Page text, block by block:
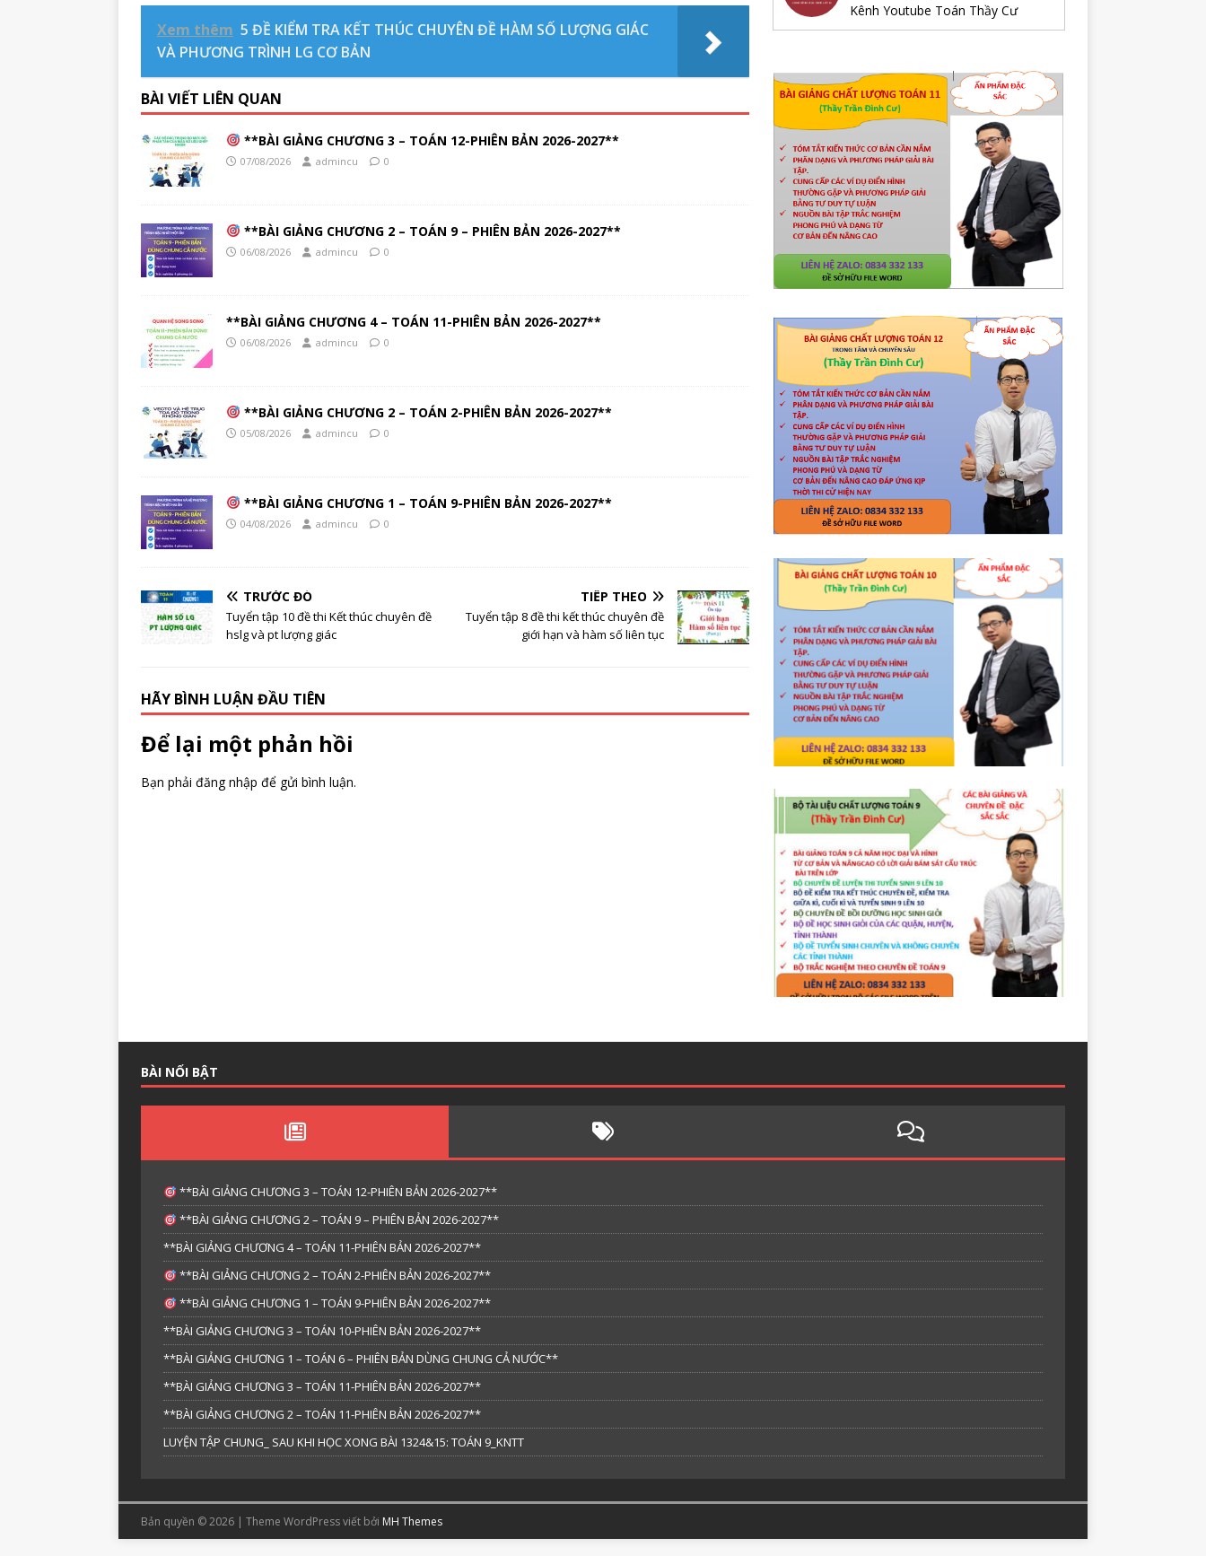
Xem thêm 5 ĐỀ KIỂM TRA KẾT THÚC CHUYÊN ĐỀ HÀM SỐ LƯỢNG GIÁC
VÀ PHƯƠNG TRÌNH LG CƠ BẢN
BÀI VIẾT LIÊN QUAN
**BÀI GIẢNG CHƯƠNG 3 – TOÁN 12-PHIÊN BẢN 2026-2027**
07/08/2026 admincu 0
**BÀI GIẢNG CHƯƠNG 2 – TOÁN 9 – PHIÊN BẢN 2026-2027**
06/08/2026 admincu 0
**BÀI GIẢNG CHƯƠNG 4 – TOÁN 11-PHIÊN BẢN 2026-2027**
06/08/2026 admincu 0
**BÀI GIẢNG CHƯƠNG 2 – TOÁN 2-PHIÊN BẢN 2026-2027**
05/08/2026 admincu 0
**BÀI GIẢNG CHƯƠNG 1 – TOÁN 9-PHIÊN BẢN 2026-2027**
04/08/2026 admincu 0
TRƯỚC ĐÓ
Tuyển tập 10 đề thi Kết thúc chuyên đề
hslg và pt lượng giác
TIẾP THEO
Tuyển tập 8 đề thi kết thúc chuyên đề
giới hạn và hàm số liên tục
HÃY BÌNH LUẬN ĐẦU TIÊN
Để lại một phản hồi
Bạn phải đăng nhập để gửi bình luận.
Kênh Youtube Toán Thầy Cư
BÀI NỔI BẬT
**BÀI GIẢNG CHƯƠNG 3 – TOÁN 12-PHIÊN BẢN 2026-2027**
**BÀI GIẢNG CHƯƠNG 2 – TOÁN 9 – PHIÊN BẢN 2026-2027**
**BÀI GIẢNG CHƯƠNG 4 – TOÁN 11-PHIÊN BẢN 2026-2027**
**BÀI GIẢNG CHƯƠNG 2 – TOÁN 2-PHIÊN BẢN 2026-2027**
**BÀI GIẢNG CHƯƠNG 1 – TOÁN 9-PHIÊN BẢN 2026-2027**
**BÀI GIẢNG CHƯƠNG 3 – TOÁN 10-PHIÊN BẢN 2026-2027**
**BÀI GIẢNG CHƯƠNG 1 – TOÁN 6 – PHIÊN BẢN DÙNG CHUNG CẢ NƯỚC**
**BÀI GIẢNG CHƯƠNG 3 – TOÁN 11-PHIÊN BẢN 2026-2027**
**BÀI GIẢNG CHƯƠNG 2 – TOÁN 11-PHIÊN BẢN 2026-2027**
LUYỆN TẬP CHUNG_ SAU KHI HỌC XONG BÀI 1324&15: TOÁN 9_KNTT
Bản quyền © 2026 | Theme WordPress viết bởi MH Themes